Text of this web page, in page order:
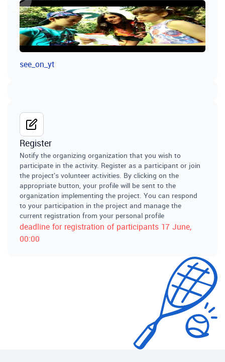
see_on_yt
Register
Notify the organizing organization that you wish to
participate in the activity. Register as a participant or join
the project's volunteer activities. By clicking on the
appropriate button, your profile will be sent to the
organization implementing the project. You can respond
to your participation in the project and manage the
current registration from your personal profile
deadline for registration of participants 17 June,
00:00